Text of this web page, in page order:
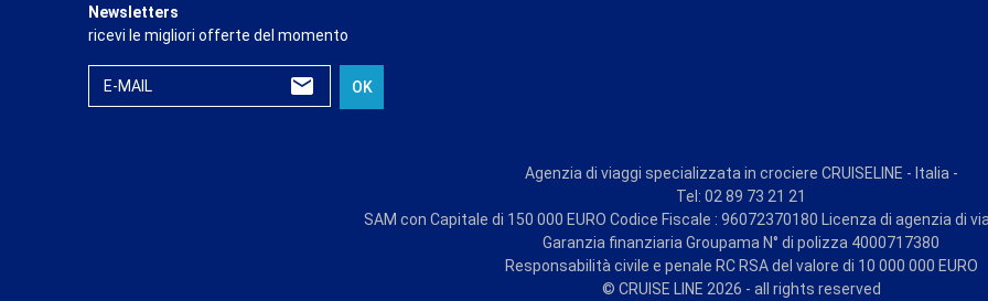
Newsletters
ricevi le migliori offerte del momento
E-MAIL OK
Agenzia di viaggi specializzata in crociere CRUISELINE - Italia -
Tel: 02 89 73 21 21
SAM con Capitale di 150 000 EURO Codice Fiscale : 96072370180 Licenza di agenzia di
Garanzia finanziaria Groupama N° di polizza 4000717380
Responsabilità civile e penale RC RSA del valore di 10 000 000 EURO
© CRUISE LINE 2026 - all rights reserved